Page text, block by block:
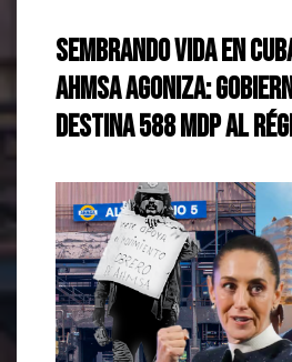
Sembrando Vida en
AHMSA agoniza:
destina 588 mdp al